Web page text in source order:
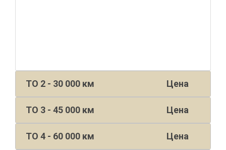
ТО 2 - 30 000 км Цена
ТО 3 - 45 000 км Цена
ТО 4 - 60 000 км Цена